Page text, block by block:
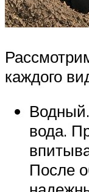
каждого
вода.
После